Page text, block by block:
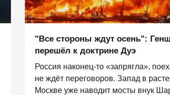
"Все стороны ждут осень":
перешёл к доктрине Дуэ
Россия наконец-то «запрягла»,
не ждёт переговоров. Запад в
Москве уже наводит мосты внук